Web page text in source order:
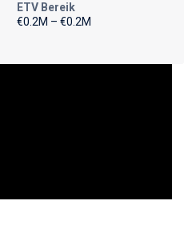
ETV Bereik
€0.2M – €0.2M